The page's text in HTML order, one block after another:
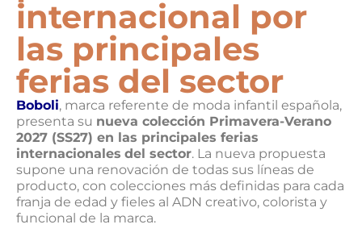
internacional por
las principales
ferias del sector
Boboli, marca referente de moda infantil española,
presenta su nueva colección Primavera-Verano
2027 (SS27) en las principales ferias
internacionales del sector. La nueva propuesta
supone una renovación de todas sus líneas de
producto, con colecciones más definidas para cada
franja de edad y fieles al ADN creativo, colorista y
funcional de la marca.